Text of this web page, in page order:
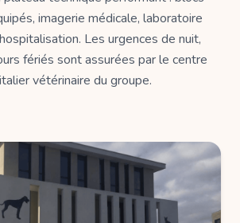
imagerie médicale, laboratoire
Les urgences de nuit,
fériés sont assurées par le centre
vétérinaire du groupe.